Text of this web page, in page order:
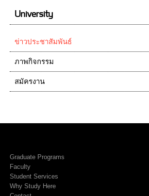
University
ข่าวประชาสัมพันธ์
ภาพกิจกรรม
สมัครงาน
Graduate Programs
Faculty
Student Services
Why Study Here